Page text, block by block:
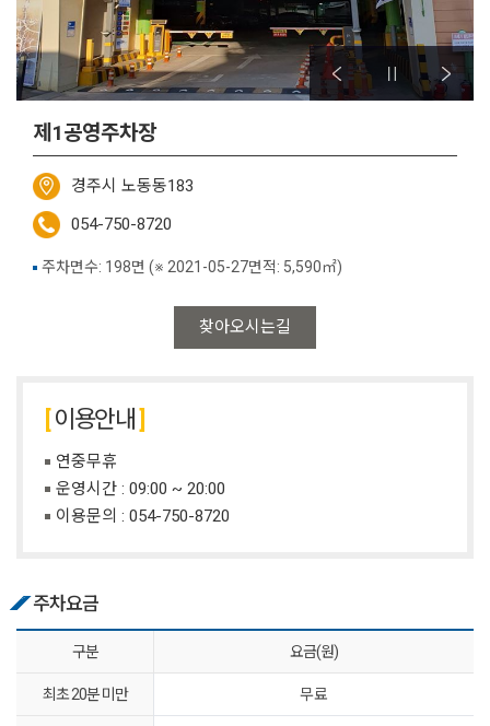
제1공영주차장
경주시 노동동183
054-750-8720
찾아오시는길
주차면수: 198면 (※ 2021-05-27면적: 5,590㎡)
이용안내
연중무휴
운영시간 : 09:00 ~ 20:00
이용문의 : 054-750-8720
주차요금
구분 요금(원)
최초 20분 미만 무료